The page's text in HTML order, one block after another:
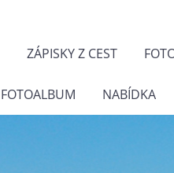
ZÁPISKY Z CEST
FOTOALBUM NABÍDKA